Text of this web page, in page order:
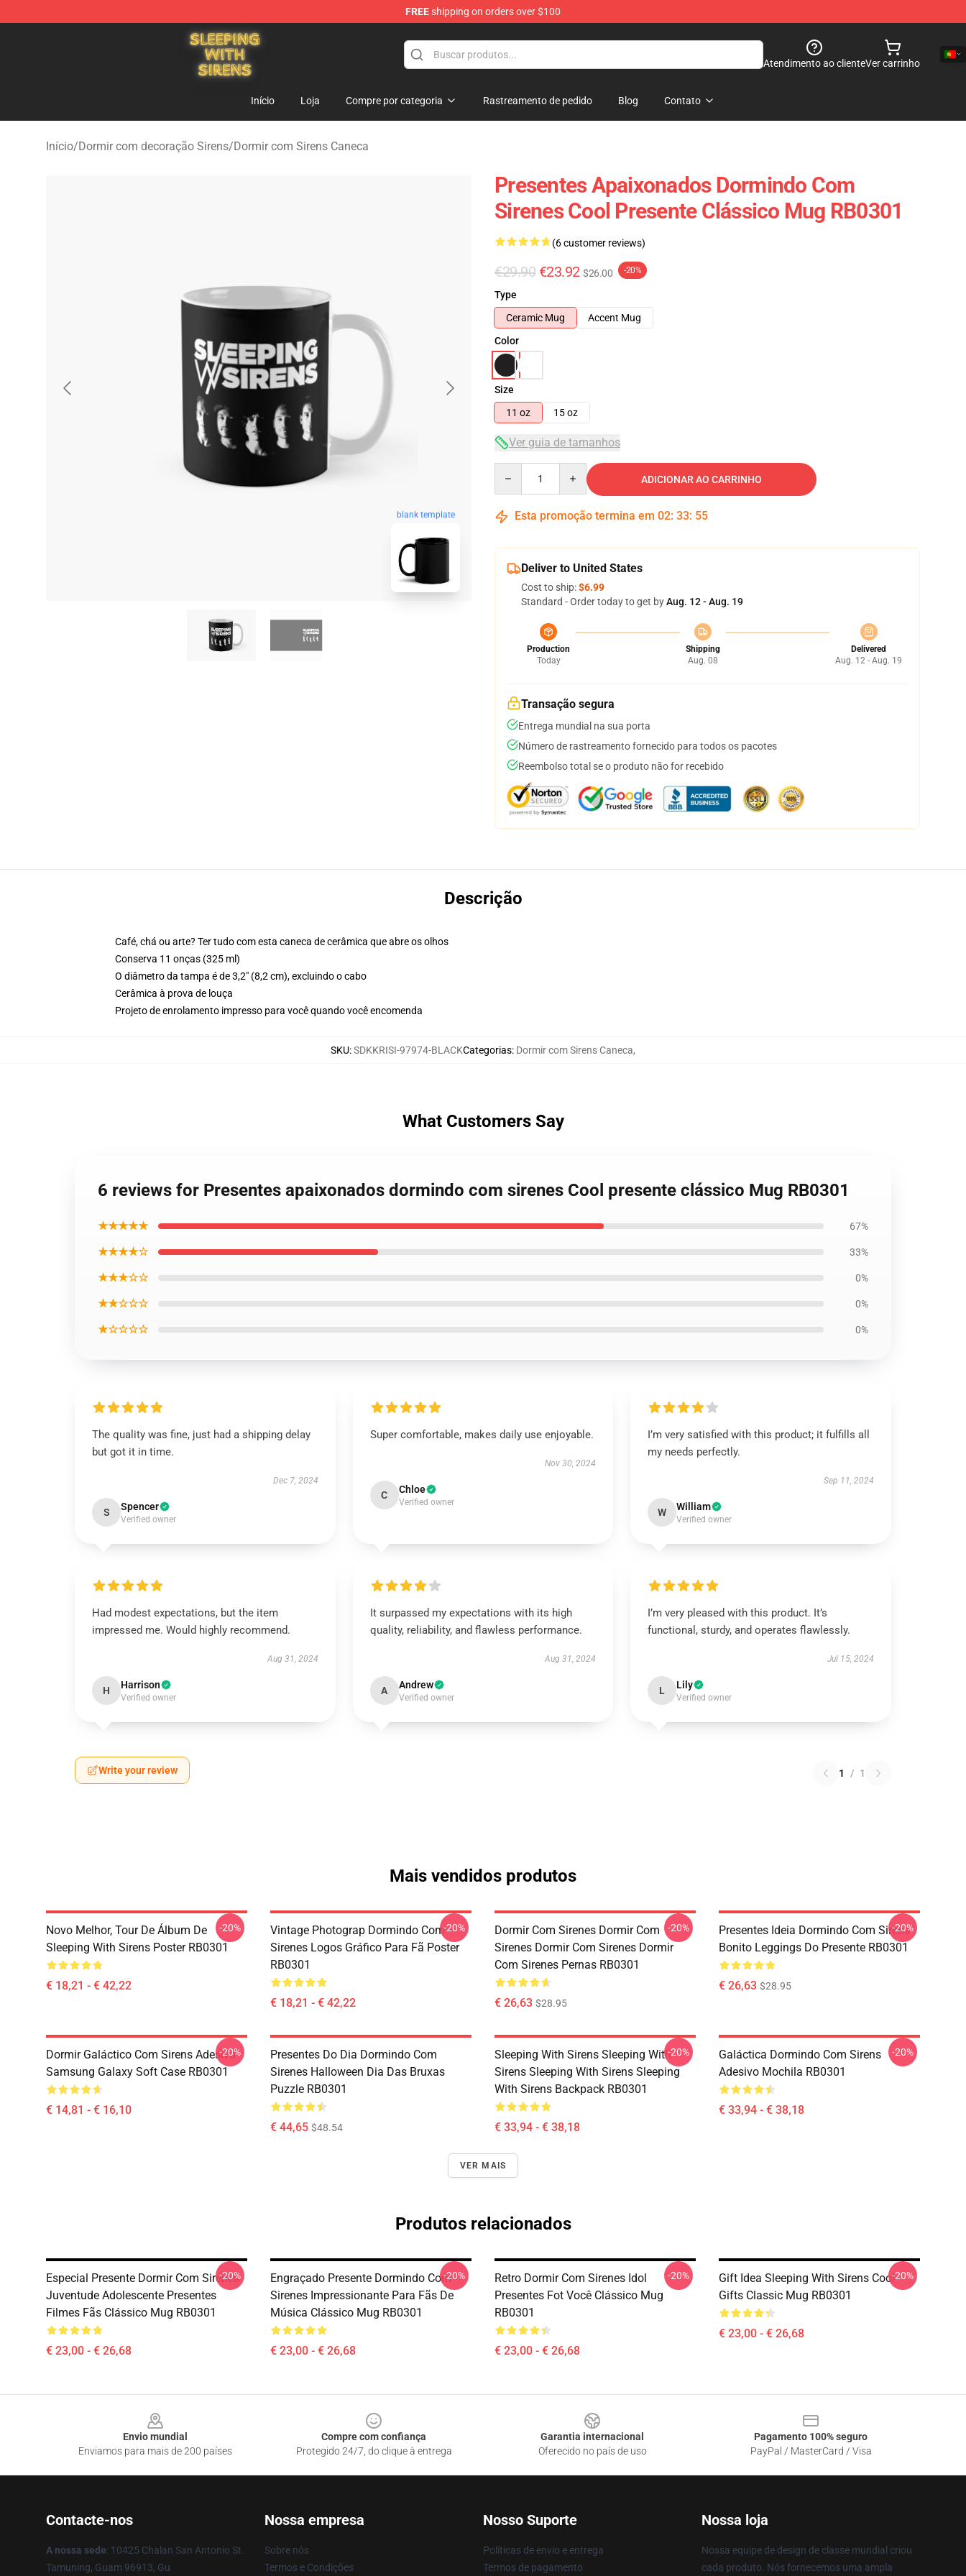
FREEshipping on orders over $100
Sleeping With Sirens Store - Official Sleeping With Sirens Merchandise Shop
Atendimento ao clienteVer carrinho
Início Loja Compre por categoria Rastreamento de pedido Blog Contato
Início/Dormir com decoração Sirens/Dormir com Sirens Caneca
blank template
Presentes Apaixonados Dormindo Com
Sirenes Cool Presente Clássico Mug RB0301
(6 customer reviews)
€29.90 €23.92 $26.00 -20%
Type
Ceramic Mug
Accent Mug
Color
Size
11 oz
15 oz
Ver guia de tamanhos
ADICIONAR AO CARRINHO
Esta promoção termina em 02: 33: 54
Deliver to United States
Cost to ship:$6.99
Standard - Order today to get byAug. 12 - Aug. 19
Production
Today
Shipping
Aug. 08
Delivered
Aug. 12 - Aug. 19
Transação segura
Entrega mundial na sua porta
Número de rastreamento fornecido para todos os pacotes
Reembolso total se o produto não for recebido
Descrição
Café, chá ou arte? Ter tudo com esta caneca de cerâmica que abre os olhos
Conserva 11 onças (325 ml)
O diâmetro da tampa é de 3,2" (8,2 cm), excluindo o cabo
Cerâmica à prova de louça
Projeto de enrolamento impresso para você quando você encomenda
SKU:SDKKRISI-97974-BLACKCategorias: Dormir com Sirens Caneca,
What Customers Say
6 reviews for Presentes apaixonados dormindo com sirenes Cool presente clássico Mug RB0301
★★★★★ 67%
★★★★☆ 33%
★★★☆☆ 0%
★★☆☆☆ 0%
★☆☆☆☆ 0%
The quality was fine, just had a shipping delay
but got it in time.
Dec 7, 2024
S Spencer
Verified owner
Super comfortable, makes daily use enjoyable.
Nov 30, 2024
C Chloe
Verified owner
I’m very satisfied with this product; it fulfills all
my needs perfectly.
Sep 11, 2024
W William
Verified owner
Had modest expectations, but the item
impressed me. Would highly recommend.
Aug 31, 2024
H Harrison
Verified owner
It surpassed my expectations with its high
quality, reliability, and flawless performance.
Aug 31, 2024
A Andrew
Verified owner
I’m very pleased with this product. It’s
functional, sturdy, and operates flawlessly.
Jul 15, 2024
L Lily
Verified owner
Write your review 1 / 1
Mais vendidos produtos
Novo Melhor, Tour De Álbum De
Sleeping With Sirens Poster RB0301
€ 18,21 - € 42,22
-20%
Vintage Photograp Dormindo Com
Sirenes Logos Gráfico Para Fã Poster
RB0301
€ 18,21 - € 42,22
-20%
Dormir Com Sirenes Dormir Com
Sirenes Dormir Com Sirenes Dormir
Com Sirenes Pernas RB0301
€ 26,63 $28.95
-20%
Presentes Ideia Dormindo Com Sirens
Bonito Leggings Do Presente RB0301
€ 26,63 $28.95
-20%
Dormir Galáctico Com Sirens Adesivo
Samsung Galaxy Soft Case RB0301
€ 14,81 - € 16,10
-20%
Presentes Do Dia Dormindo Com
Sirenes Halloween Dia Das Bruxas
Puzzle RB0301
€ 44,65 $48.54
Sleeping With Sirens Sleeping With
Sirens Sleeping With Sirens Sleeping
With Sirens Backpack RB0301
€ 33,94 - € 38,18
-20%
Galáctica Dormindo Com Sirens
Adesivo Mochila RB0301
€ 33,94 - € 38,18
-20%
VER MAIS
Produtos relacionados
Especial Presente Dormir Com Sirenes
Juventude Adolescente Presentes
Filmes Fãs Clássico Mug RB0301
€ 23,00 - € 26,68
-20%
Engraçado Presente Dormindo Com
Sirenes Impressionante Para Fãs De
Música Clássico Mug RB0301
€ 23,00 - € 26,68
-20%
Retro Dormir Com Sirenes Idol
Presentes Fot Você Clássico Mug
RB0301
€ 23,00 - € 26,68
-20%
Gift Idea Sleeping With Sirens Cool
Gifts Classic Mug RB0301
€ 23,00 - € 26,68
-20%
Envio mundial
Enviamos para mais de 200 países
Compre com confiança
Protegido 24/7, do clique à entrega
Garantia internacional
Oferecido no país de uso
Pagamento 100% seguro
PayPal / MasterCard / Visa
Contacte-nos
A nossa sede: 10425 Chalan San Antonio St.
Tamuning, Guam 96913, Gu
Nossa empresa
Sobre nós
Termos e Condições
Nosso Suporte
Políticas de envio e entrega
Termos de pagamento
Nossa loja
Nossa equipe de design de classe mundial criou
cada produto. Nós fornecemos uma ampla